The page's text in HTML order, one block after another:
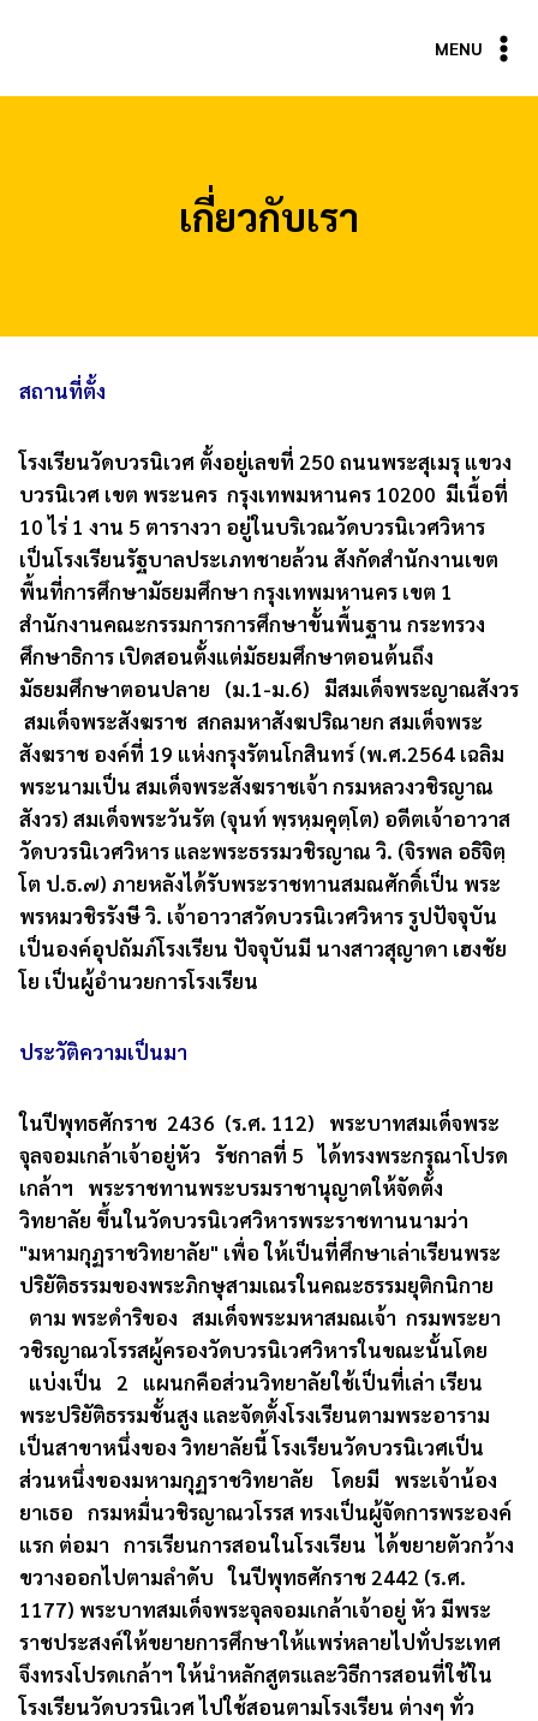
MENU
เกี่ยวกับเรา
สถานที่ตั้ง
โรงเรียนวัดบวรนิเวศ ตั้งอยู่เลขที่ 250 ถนนพระสุเมรุ แขวง
บวรนิเวศ เขต พระนคร กรุงเทพมหานคร 10200 มีเนื้อที่
10 ไร่ 1 งาน 5 ตารางวา อยู่ในบริเวณวัดบวรนิเวศวิหาร
เป็นโรงเรียนรัฐบาลประเภทชายล้วน สังกัดสำนักงานเขต
พื้นที่การศึกษามัธยมศึกษา กรุงเทพมหานคร เขต 1
สำนักงานคณะกรรมการการศึกษาขั้นพื้นฐาน กระทรวง
ศึกษาธิการ เปิดสอนตั้งแต่มัธยมศึกษาตอนต้นถึง
มัธยมศึกษาตอนปลาย (ม.1-ม.6) มีสมเด็จพระญาณสังวร
สมเด็จพระสังฆราช สกลมหาสังฆปริณายก สมเด็จพระ
สังฆราช องค์ที่ 19 แห่งกรุงรัตนโกสินทร์ (พ.ศ.2564 เฉลิม
พระนามเป็น สมเด็จพระสังฆราชเจ้า กรมหลวงวชิรญาณ
สังวร) สมเด็จพระวันรัต (จุนท์ พฺรหฺมคุตฺโต) อดีตเจ้าอาวาส
วัดบวรนิเวศวิหาร และพระธรรมวชิรญาณ วิ. (จิรพล อธิจิตฺ
โต ป.ธ.๗) ภายหลังได้รับพระราชทานสมณศักดิ์เป็น พระ
พรหมวชิรรังษี วิ. เจ้าอาวาสวัดบวรนิเวศวิหาร รูปปัจจุบัน
เป็นองค์อุปถัมภ์โรงเรียน ปัจจุบันมี นางสาวสุญาดา เฮงชัย
โย เป็นผู้อำนวยการโรงเรียน
ประวัติความเป็นมา
ในปีพุทธศักราช 2436 (ร.ศ. 112) พระบาทสมเด็จพระ
จุลจอมเกล้าเจ้าอยู่หัว รัชกาลที่ 5 ได้ทรงพระกรุณาโปรด
เกล้าฯ พระราชทานพระบรมราชานุญาตให้จัดตั้ง
วิทยาลัย ขึ้นในวัดบวรนิเวศวิหารพระราชทานนามว่า
"มหามกุฏราชวิทยาลัย" เพื่อ ให้เป็นที่ศึกษาเล่าเรียนพระ
ปริยัติธรรมของพระภิกษุสามเณรในคณะธรรมยุติกนิกาย
ตาม พระดำริของ สมเด็จพระมหาสมณเจ้า กรมพระยา
วชิรญาณวโรรสผู้ครองวัดบวรนิเวศวิหารในขณะนั้นโดย
แบ่งเป็น 2 แผนกคือส่วนวิทยาลัยใช้เป็นที่เล่า เรียน
พระปริยัติธรรมชั้นสูง และจัดตั้งโรงเรียนตามพระอาราม
เป็นสาขาหนึ่งของ วิทยาลัยนี้ โรงเรียนวัดบวรนิเวศเป็น
ส่วนหนึ่งของมหามกุฏราชวิทยาลัย โดยมี พระเจ้าน้อง
ยาเธอ กรมหมื่นวชิรญาณวโรรส ทรงเป็นผู้จัดการพระองค์
แรก ต่อมา การเรียนการสอนในโรงเรียน ได้ขยายตัวกว้าง
ขวางออกไปตามลำดับ ในปีพุทธศักราช 2442 (ร.ศ.
1177) พระบาทสมเด็จพระจุลจอมเกล้าเจ้าอยู่ หัว มีพระ
ราชประสงค์ให้ขยายการศึกษาให้แพร่หลายไปทั่ประเทศ
จึงทรงโปรดเกล้าฯ ให้นำหลักสูตรและวิธีการสอนที่ใช้ใน
โรงเรียนวัดบวรนิเวศ ไปใช้สอนตามโรงเรียน ต่างๆ ทั่ว